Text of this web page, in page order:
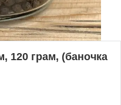
120 грам, (баночка